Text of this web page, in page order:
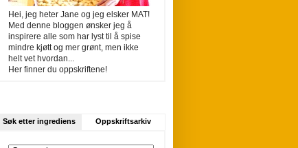
Hei, jeg heter Jane og jeg elsker MAT!
Med denne bloggen ønsker jeg å
inspirere alle som har lyst til å spise
mindre kjøtt og mer grønt, men ikke
helt vet hvordan...
Her finner du oppskriftene!
Søk etter ingrediens Oppskriftsarkiv